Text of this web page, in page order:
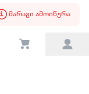
მარაგი ამოიწურა